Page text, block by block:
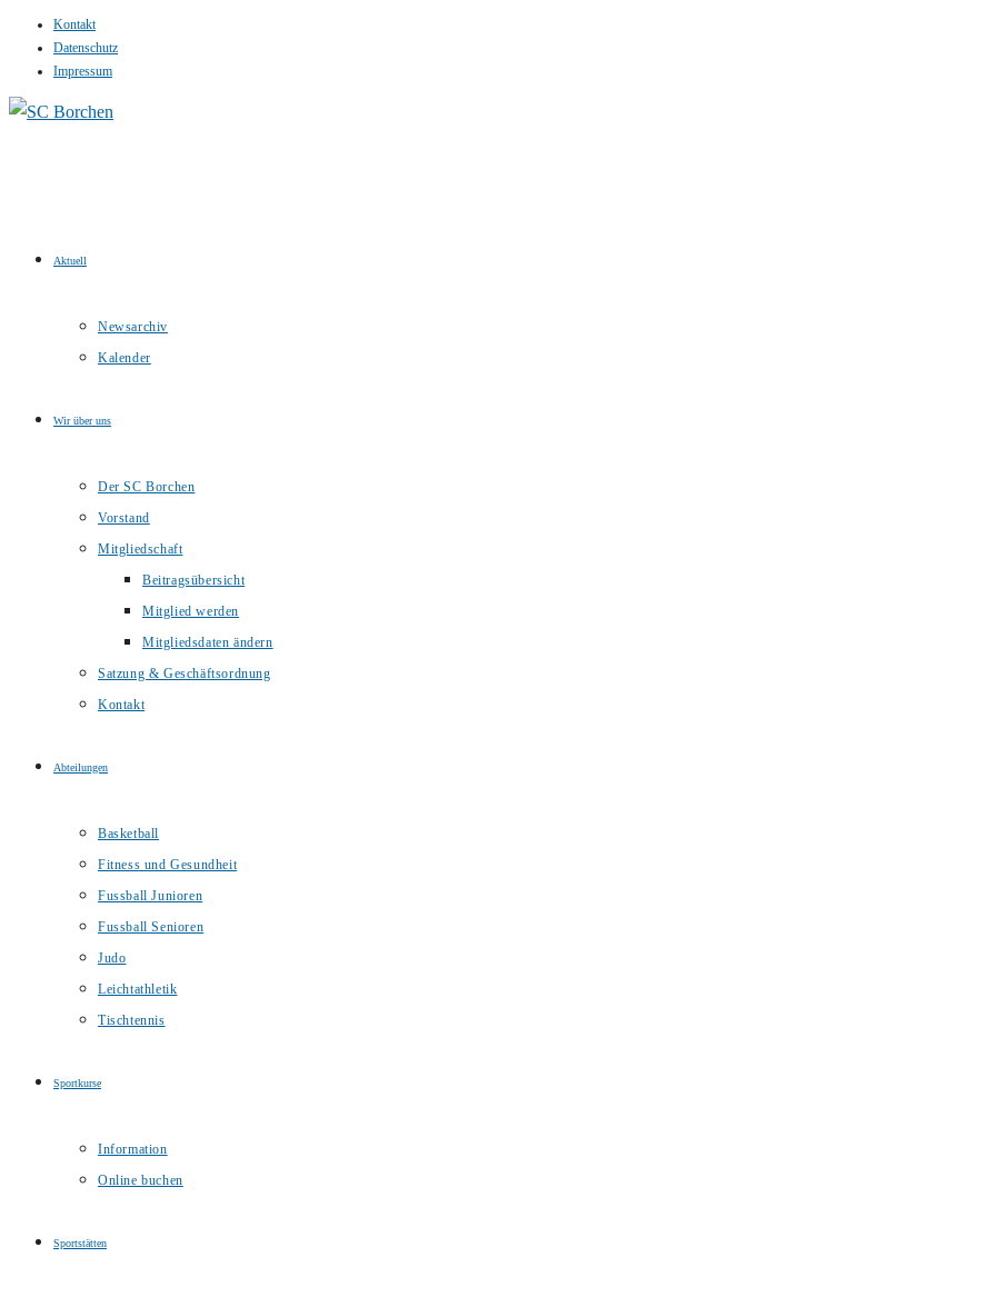
Zum
Kontakt
Datenschutz
Impressum
Aktuell
Newsarchiv
Kalender
Wir über uns
Der SC Borchen
Vorstand
Mitgliedschaft
Beitragsübersicht
Mitglied werden
Mitgliedsdaten ändern
Satzung & Geschäftsordnung
Kontakt
Abteilungen
Basketball
Fitness und Gesundheit
Fussball Junioren
Fussball Senioren
Judo
Leichtathletik
Tischtennis
Sportkurse
Information
Online buchen
Sportstätten